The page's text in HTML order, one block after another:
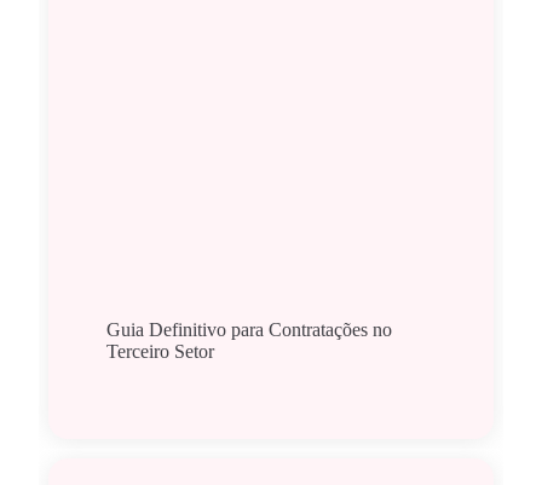
Guia Definitivo para Contratações no
Terceiro Setor